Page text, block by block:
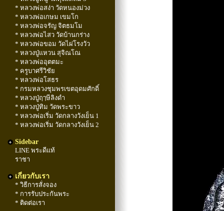
* หลวงพ่อสง่า วัดหนองม่วง
* หลวงพ่อเกษม เขมโก
* หลวงพ่อจรัญ จิตธมโม
* หลวงพ่อไสว วัดบ้านกร่าง
* หลวงพ่อขอม วัดไผ่โรงวัว
* หลวงปู่แหวน สุจิณโณ
* หลวงพ่ออุตตมะ
* ครูบาศรีวิชัย
* หลวงพ่อโสธร
* กรมหลวงชุมพรเขตอุดมศักดิ์
* หลวงปู่ฤๅษีลิงดำ
* หลวงปู่ทิม วัดพระขาว
* หลวงพ่อเริ่ม วัดกลางวังเย็น 1
* หลวงพ่อเริ่ม วัดกลางวังเย็น 2
Sidebar
LINE พระดีแท้
ราชา
เกี่ยวกับเรา
* วิธีการสั่งจอง
* การรับประกันพระ
* ติดต่อเรา